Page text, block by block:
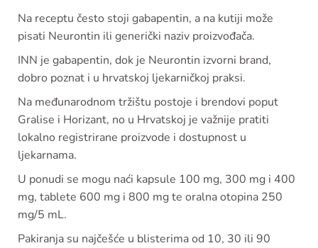
Na receptu često stoji gabapentin, a na kutiji može
pisati Neurontin ili generički naziv proizvođača.
INN je gabapentin, dok je Neurontin izvorni brand,
dobro poznat i u hrvatskoj ljekarničkoj praksi.
Na međunarodnom tržištu postoje i brendovi poput
Gralise i Horizant, no u Hrvatskoj je važnije pratiti
lokalno registrirane proizvode i dostupnost u
ljekarnama.
U ponudi se mogu naći kapsule 100 mg, 300 mg i 400
mg, tablete 600 mg i 800 mg te oralna otopina 250
mg/5 mL.
Pakiranja su najčešće u blisterima od 10, 30 ili 90